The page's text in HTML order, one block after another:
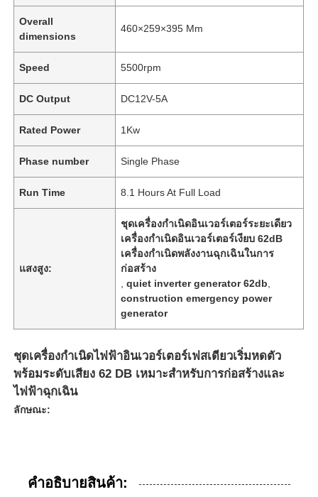
Overall
dimensions
460×259×395 Mm
Speed 5500rpm
DC Output DC12V-5A
Rated Power 1Kw
Phase number Single Phase
Run Time 8.1 Hours At Full Load
แสงสูง:
ชุดเครื่องกําเนิดอินเวอร์เตอร์ระยะเดียว
เครื่องกําเนิดอินเวอร์เตอร์เงียบ 62dB
เครื่องกําเนิดพลังงานฉุกเฉินในการ
ก่อสร้าง
,quiet inverter generator 62db
construction emergency power
generator
ชุดเครื่องกำเนิดไฟฟ้าอินเวอร์เตอร์เฟสเดียวเริ่มหดตัว
พร้อมระดับเสียง 62 DB เหมาะสำหรับการก่อสร้างและ
ไฟฟ้าฉุกเฉิน
ลักษณะ:
คําอธิบายสินค้า: